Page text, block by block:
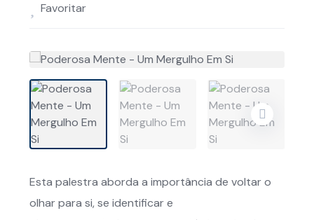
Favoritar
Esta palestra aborda a importância de voltar o
olhar para si, se identificar e